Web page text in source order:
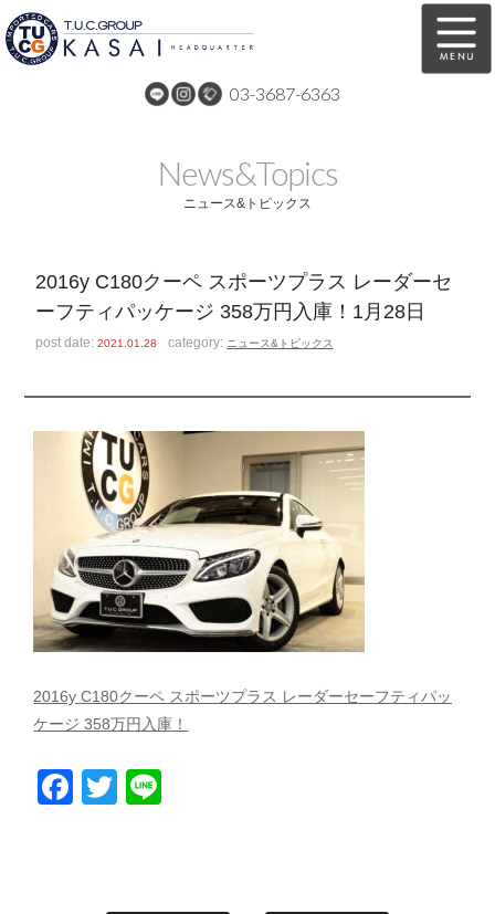
03-3687-6363
全国納車 特別作業
注文販売
スタッフ紹介
お問い合わせ 会社概要
スタッフblog
ホーム T.U.C.GROUP
News&Topics
ニュース&トピックス
2016y C180クーペ スポーツプラス レーダーセ
ーフティパッケージ 358万円入庫！1月28日
post date:2021.01.28 category: ニュース&トピックス
2016y C180クーペ スポーツプラス レーダーセーフティパッ
ケージ 358万円入庫！
Facebook
Twitter